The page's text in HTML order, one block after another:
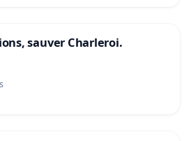
sauver Charleroi.